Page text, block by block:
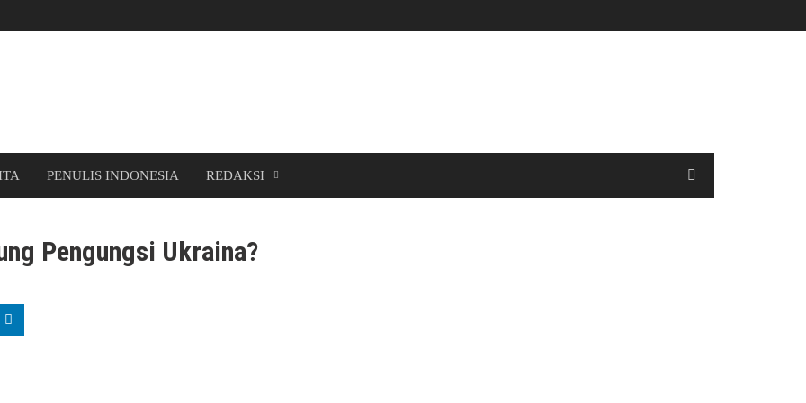
PENULIS INDONESIA REDAKSI
Pengungsi Ukraina?